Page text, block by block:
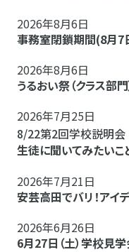
2026年8月6日
事務室閉鎖期間(8月7
2026年8月6日
うるおい祭（クラス部
2026年7月25日
8/22第2回学校説明会
生徒に聞いてみたいこ
2026年7月21日
安芸高田でバリ！アイ
2026年6月26日
6月27日（土）学校見